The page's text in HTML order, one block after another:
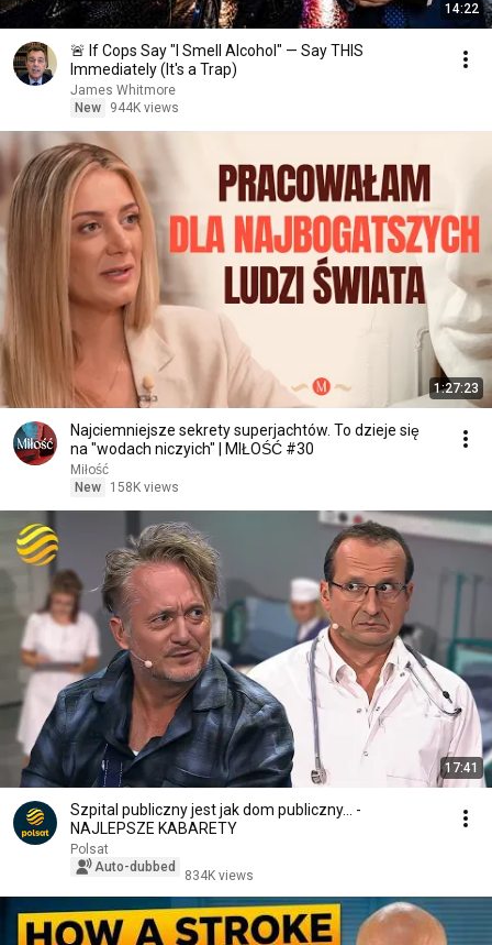
14:22
🚨 If Cops Say "I Smell Alcohol" — Say THIS
Immediately (It's a Trap)
James Whitmore
New
944K views
1:27:23
Najciemniejsze sekrety superjachtów. To dzieje się
na "wodach niczyich" | MIŁOŚĆ #30
Miłość
New
158K views
17:41
Szpital publiczny jest jak dom publiczny... -
NAJLEPSZE KABARETY
Polsat
Auto-dubbed
834K views